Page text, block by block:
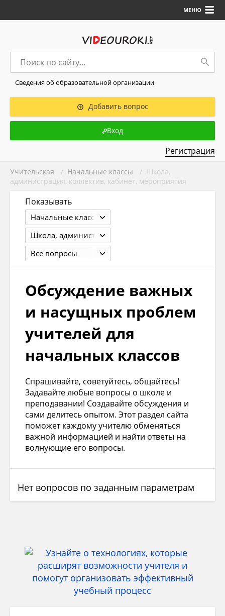
МЕНЮ
Сведения об образовательной организации
Добавить вопрос
Вход
Регистрация
Учительская / Начальные классы
/ Школа,
администрация, коллектив, кабинет, мероприятия
Показывать
Начальные классы
Школа, администрация, коллектив, кабинет, мероприятия
Все вопросы
Обсуждение важных
и насущных проблем
учителей для
начальных классов
Спрашивайте, советуйтесь, общайтесь!
Задавайте любые вопросы о школе и
преподавании! Создавайте обсуждения и
сами делитесь опытом. Этот раздел сайта
поможет каждому учителю обменяться
важной информацией и найти ответы на
волнующие его вопросы.
Нет вопросов по заданным параметрам